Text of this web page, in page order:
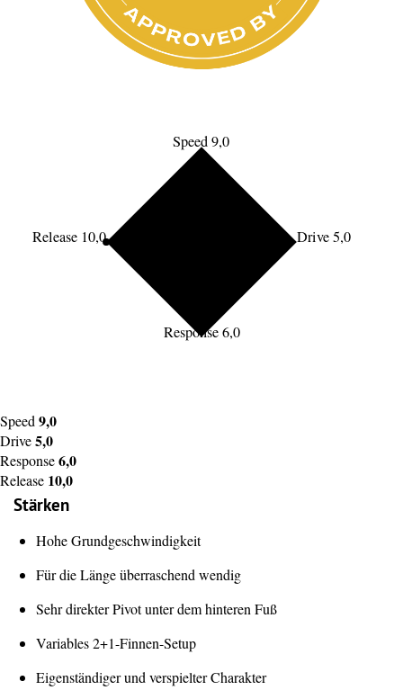
Speed 9,0
Drive 5,0
Response 6,0
Release 10,0
Speed 9,0
Drive5,0
Response6,0
Release 10,0
Stärken
Hohe Grundgeschwindigkeit
Für die Länge überraschend wendig
Sehr direkter Pivot unter dem hinteren Fuß
Variables 2+1-Finnen-Setup
Eigenständiger und verspielter Charakter